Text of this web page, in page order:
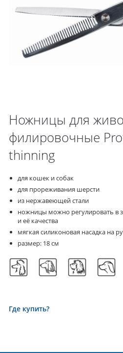
Ножницы для
филировочные
thinning
для кошек и собак
для прореживания шерсти
из нержавеющей стали
ножницы можно регулировать в
и её качества
мягкая силиконовая насадка на
размер: 18 см
Где купить?